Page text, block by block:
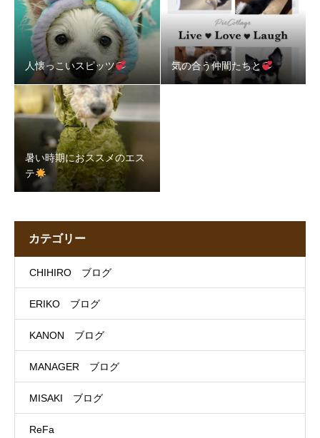
人懐っこいスピッツ 気の合う仲間たちと
暑い時期におススメのエス
テ
カテゴリー
CHIHIRO ブログ
ERIKO ブログ
KANON ブログ
MANAGER ブログ
MISAKI ブログ
ReFa